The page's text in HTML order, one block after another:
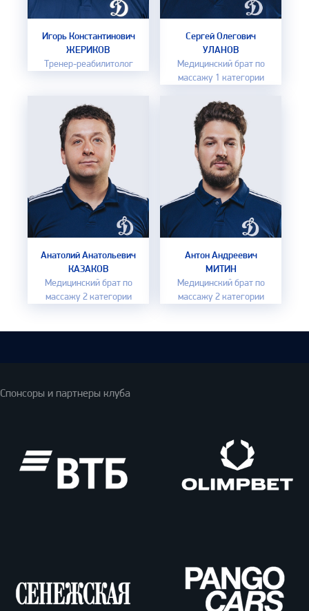
Игорь Константинович
ЖЕРИКОВ
Тренер-реабилитолог
Сергей Олегович
УЛАНОВ
Медицинский брат по
массажу 1 категории
Анатолий Анатольевич
КАЗАКОВ
Медицинский брат по
массажу 2 категории
Антон Андреевич
МИТИН
Медицинский брат по
массажу 2 категории
Спонсоры и партнеры клуба